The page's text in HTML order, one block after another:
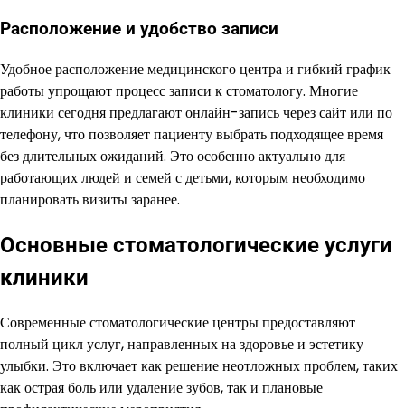
Расположение и удобство записи
Удобное расположение медицинского центра и гибкий график
работы упрощают процесс записи к стоматологу. Многие
клиники сегодня предлагают онлайн-запись через сайт или по
телефону, что позволяет пациенту выбрать подходящее время
без длительных ожиданий. Это особенно актуально для
работающих людей и семей с детьми, которым необходимо
планировать визиты заранее.
Основные стоматологические услуги
клиники
Современные стоматологические центры предоставляют
полный цикл услуг, направленных на здоровье и эстетику
улыбки. Это включает как решение неотложных проблем, таких
как острая боль или удаление зубов, так и плановые